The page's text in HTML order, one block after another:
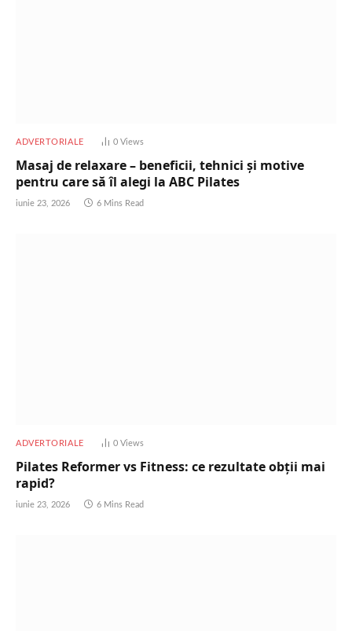
ADVERTORIALE 0 Views
Masaj de relaxare – beneficii, tehnici și motive
pentru care să îl alegi la ABC Pilates
iunie 23, 2026 6 Mins Read
ADVERTORIALE 0 Views
Pilates Reformer vs Fitness: ce rezultate obții mai
rapid?
iunie 23, 2026 6 Mins Read